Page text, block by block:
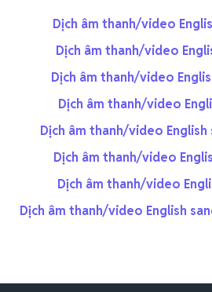
Dịch âm thanh/video
Dịch âm thanh/video
Dịch âm thanh/video
Dịch âm thanh/video
Dịch âm thanh/video
Dịch âm thanh/video
Dịch âm thanh/video
Dịch âm thanh/video English